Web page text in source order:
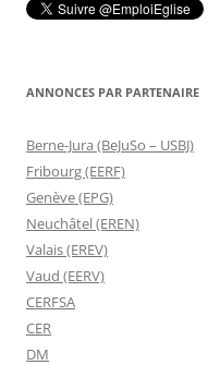
ANNONCES PAR PARTENAIRE
Berne-Jura (BeJuSo – USBJ)
Fribourg (EERF)
Genève (EPG)
Neuchâtel (EREN)
Valais (EREV)
Vaud (EERV)
CERFSA
CER
DM